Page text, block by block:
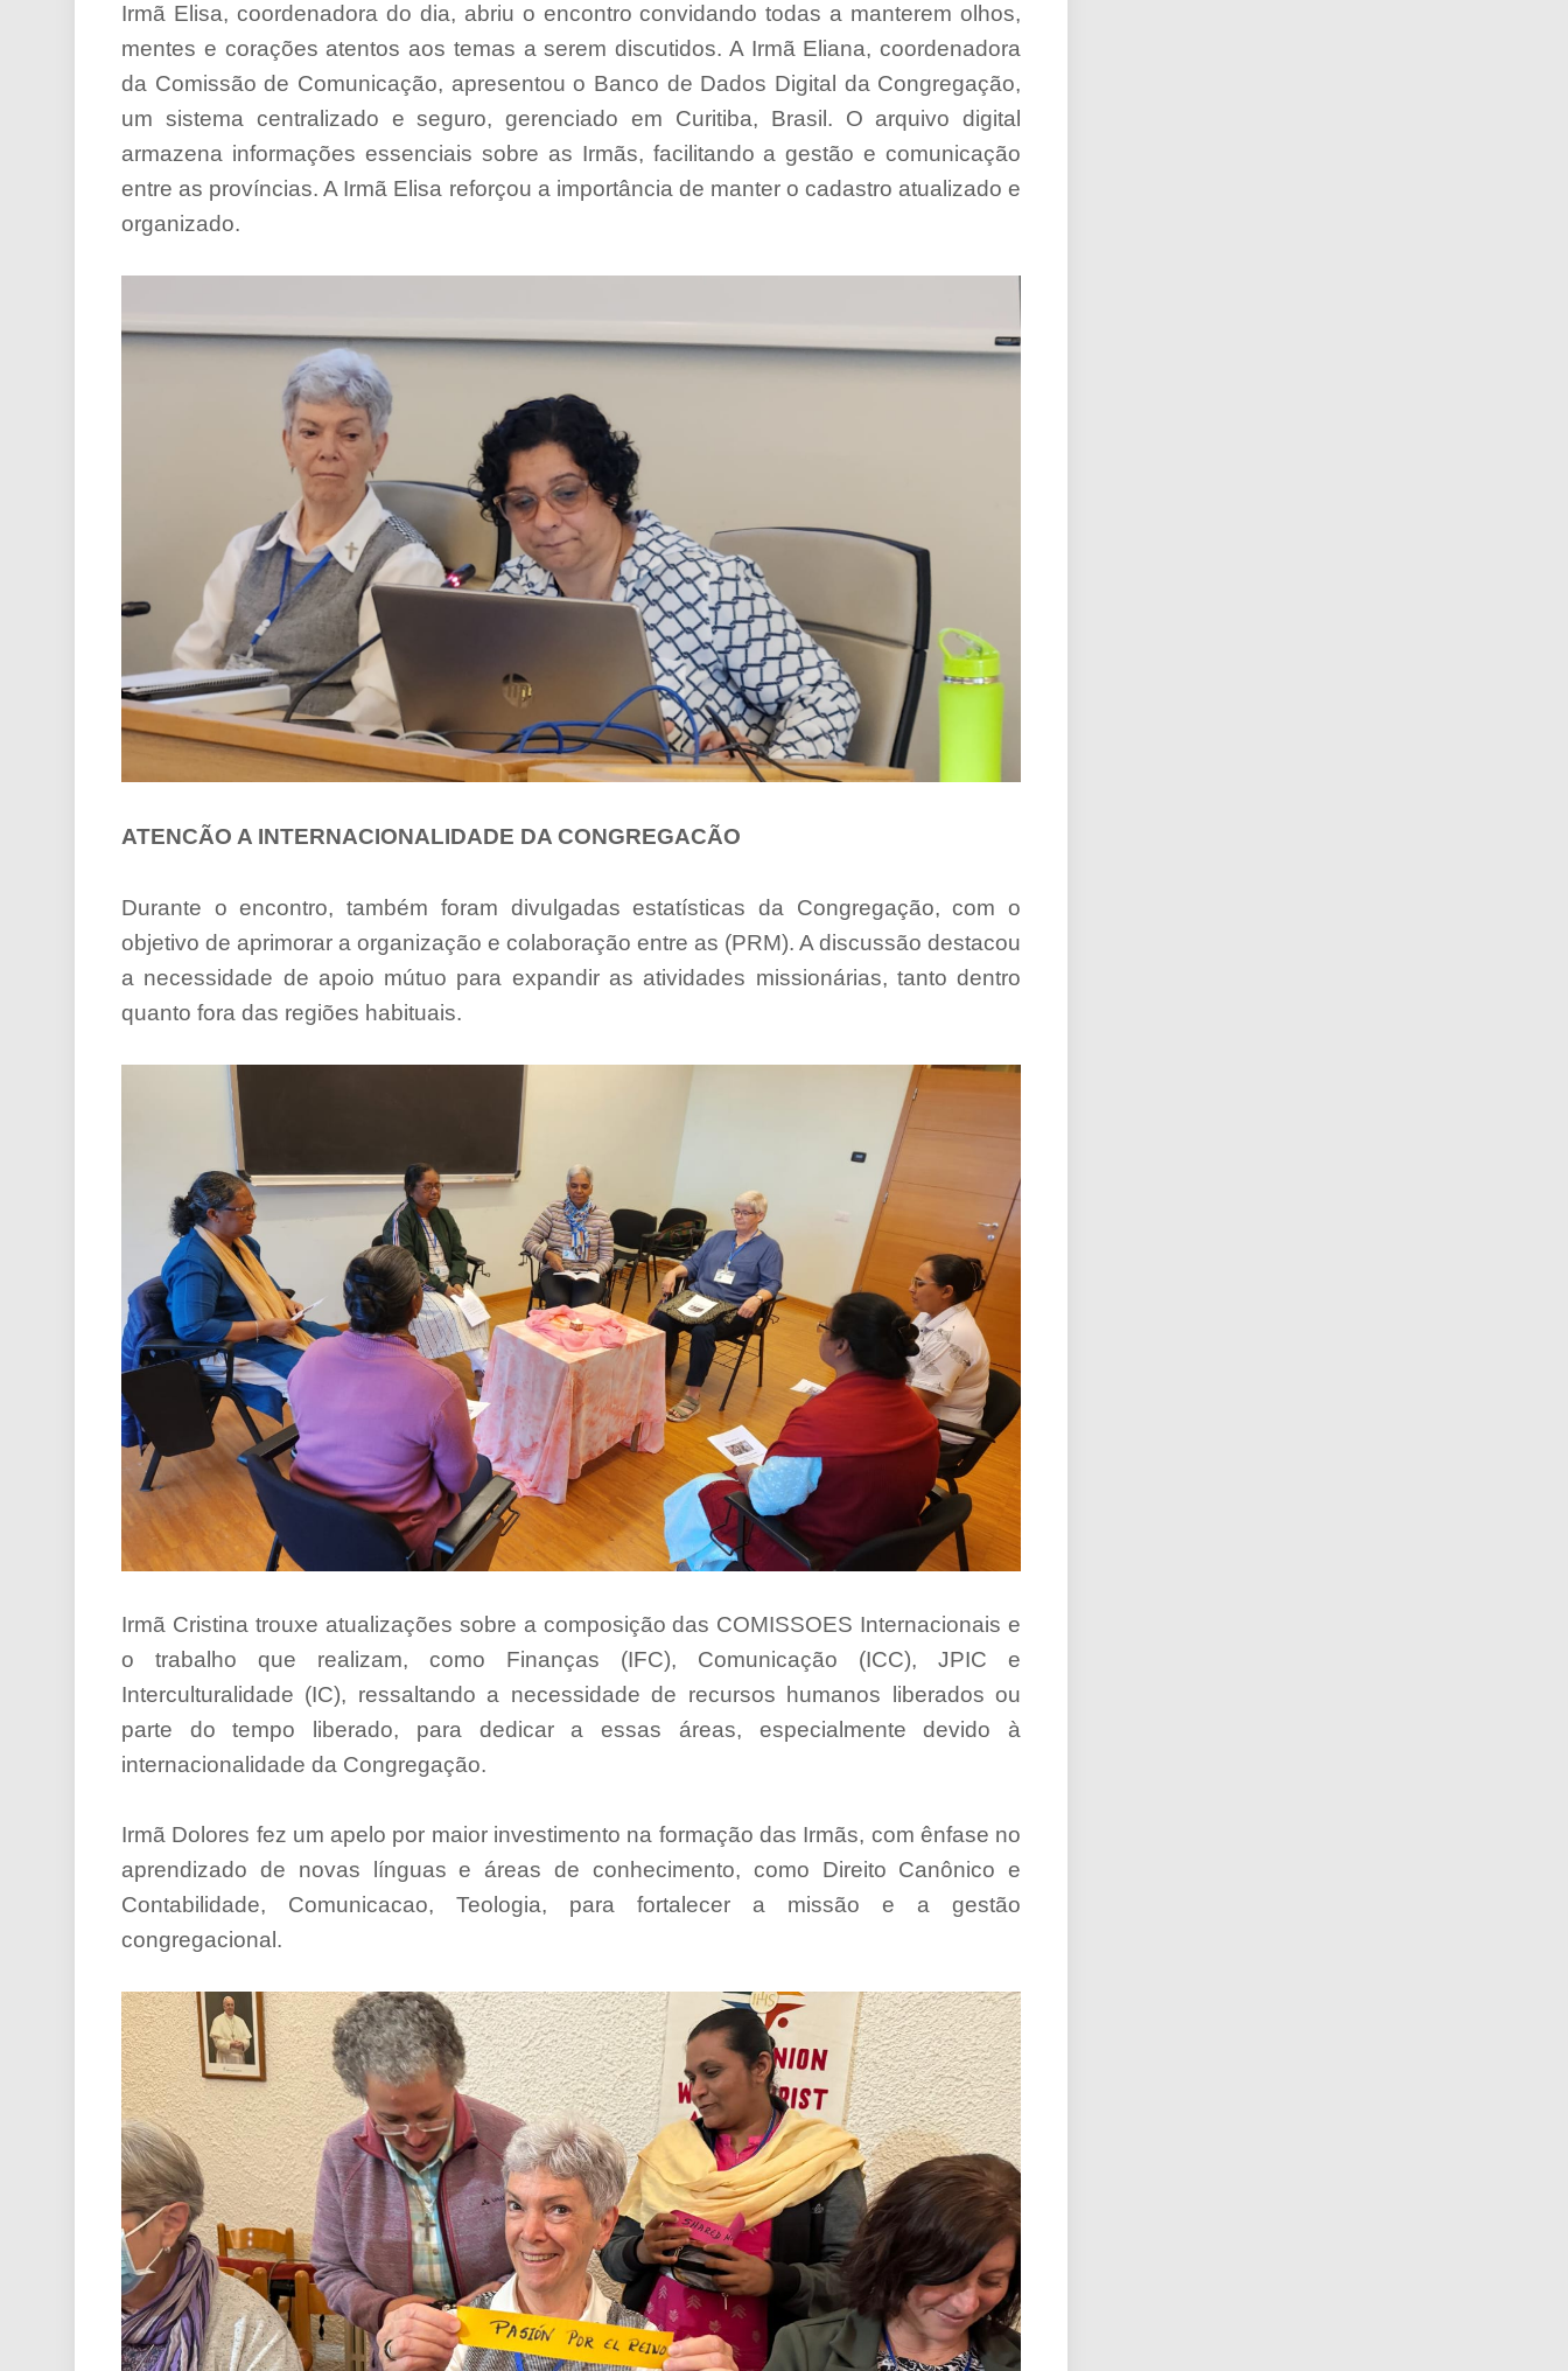
Irmã Elisa, coordenadora do dia, abriu o encontro convidando todas a manterem olhos,
mentes e corações atentos aos temas a serem discutidos. A Irmã Eliana, coordenadora
da Comissão de Comunicação, apresentou o Banco de Dados Digital da Congregação,
um sistema centralizado e seguro, gerenciado em Curitiba, Brasil. O arquivo digital
armazena informações essenciais sobre as Irmãs, facilitando a gestão e comunicação
entre as províncias. A Irmã Elisa reforçou a importância de manter o cadastro atualizado e
organizado.
ATENCÃO A INTERNACIONALIDADE DA CONGREGACÃO
Durante o encontro, também foram divulgadas estatísticas da Congregação, com o
objetivo de aprimorar a organização e colaboração entre as (PRM). A discussão destacou
a necessidade de apoio mútuo para expandir as atividades missionárias, tanto dentro
quanto fora das regiões habituais.
Irmã Cristina trouxe atualizações sobre a composição das COMISSOES Internacionais e
o trabalho que realizam, como Finanças (IFC), Comunicação (ICC), JPIC e
Interculturalidade (IC), ressaltando a necessidade de recursos humanos liberados ou
parte do tempo liberado, para dedicar a essas áreas, especialmente devido à
internacionalidade da Congregação.
Irmã Dolores fez um apelo por maior investimento na formação das Irmãs, com ênfase no
aprendizado de novas línguas e áreas de conhecimento, como Direito Canônico e
Contabilidade, Comunicacao, Teologia, para fortalecer a missão e a gestão
congregacional.